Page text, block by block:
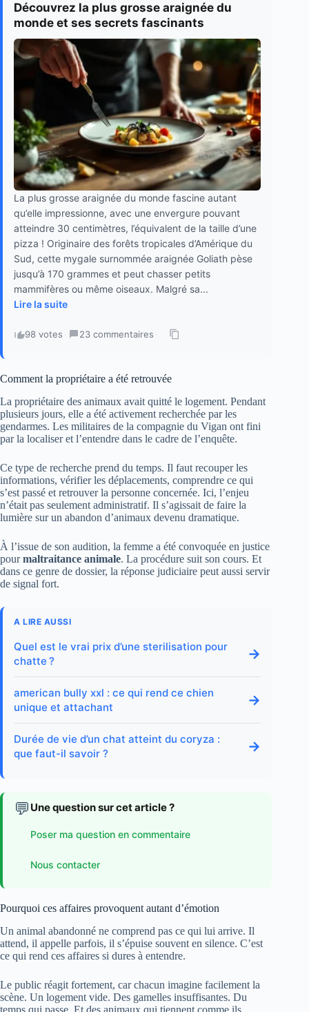
Découvrez la plus grosse araignée du
monde et ses secrets fascinants
La plus grosse araignée du monde fascine autant
qu’elle impressionne, avec une envergure pouvant
atteindre 30 centimètres, l’équivalent de la taille d’une
pizza ! Originaire des forêts tropicales d’Amérique du
Sud, cette mygale surnommée araignée Goliath pèse
jusqu’à 170 grammes et peut chasser petits
mammifères ou même oiseaux. Malgré sa...
Lire la suite
98 votes · 23 commentaires ·
Comment la propriétaire a été retrouvée
La propriétaire des animaux avait quitté le logement. Pendant
plusieurs jours, elle a été activement recherchée par les
gendarmes. Les militaires de la compagnie du Vigan ont fini
par la localiser et l’entendre dans le cadre de l’enquête.
Ce type de recherche prend du temps. Il faut recouper les
informations, vérifier les déplacements, comprendre ce qui
s’est passé et retrouver la personne concernée. Ici, l’enjeu
n’était pas seulement administratif. Il s’agissait de faire la
lumière sur un abandon d’animaux devenu dramatique.
À l’issue de son audition, la femme a été convoquée en justice
pourmaltraitance animale. La procédure suit son cours. Et
dans ce genre de dossier, la réponse judiciaire peut aussi servir
de signal fort.
A LIRE AUSSI
Quel est le vrai prix d’une sterilisation pour
chatte ?
→
american bully xxl : ce qui rend ce chien
unique et attachant
→
Durée de vie d’un chat atteint du coryza :
que faut-il savoir ?
→
💬 Une question sur cet article ?
Poser ma question en commentaire
Nous contacter
Pourquoi ces affaires provoquent autant d’émotion
Un animal abandonné ne comprend pas ce qui lui arrive. Il
attend, il appelle parfois, il s’épuise souvent en silence. C’est
ce qui rend ces affaires si dures à entendre.
Le public réagit fortement, car chacun imagine facilement la
scène. Un logement vide. Des gamelles insuffisantes. Du
temps qui passe. Et des animaux qui tiennent comme ils